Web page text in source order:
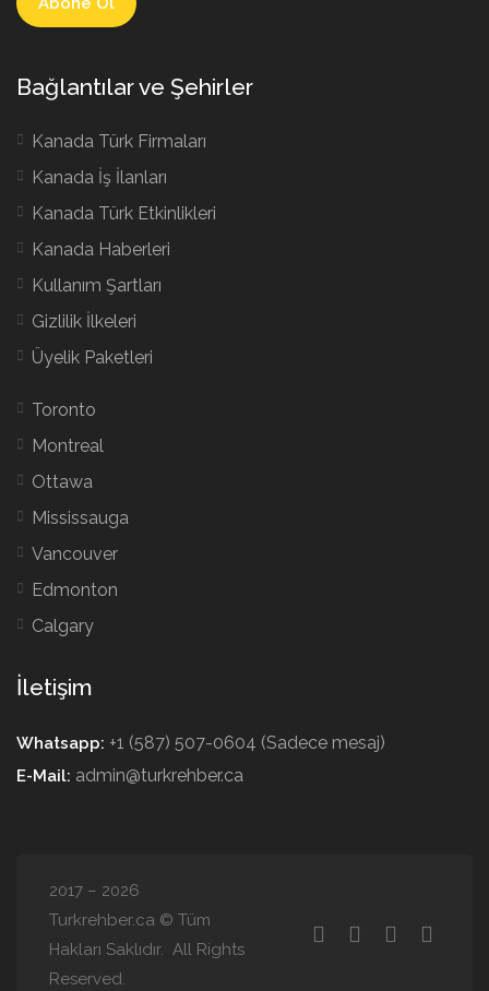
Bağlantılar ve Şehirler
Kanada Türk Firmaları
Kanada İş İlanları
Kanada Türk Etkinlikleri
Kanada Haberleri
Kullanım Şartları
Gizlilik İlkeleri
Üyelik Paketleri
Toronto
Montreal
Ottawa
Mississauga
Vancouver
Edmonton
Calgary
İletişim
Whatsapp: +1 (587) 507-0604 (Sadece mesaj)
E-Mail: admin@turkrehber.ca
2017 – 2026
Turkrehber.ca © Tüm
Hakları Saklıdır. All Rights
Reserved.